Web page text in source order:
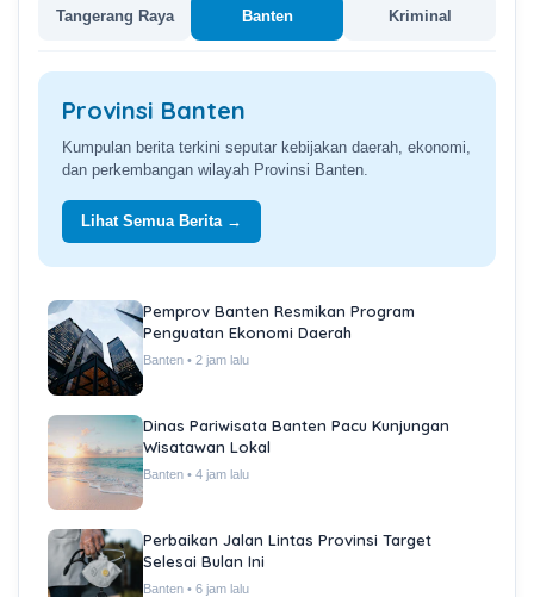
Tangerang Raya Banten Kriminal
Provinsi Banten
Kumpulan berita terkini seputar kebijakan daerah, ekonomi,
dan perkembangan wilayah Provinsi Banten.
Lihat Semua Berita →
Pemprov Banten Resmikan Program
Penguatan Ekonomi Daerah
Banten • 2 jam lalu
Dinas Pariwisata Banten Pacu Kunjungan
Wisatawan Lokal
Banten • 4 jam lalu
Perbaikan Jalan Lintas Provinsi Target
Selesai Bulan Ini
Banten • 6 jam lalu